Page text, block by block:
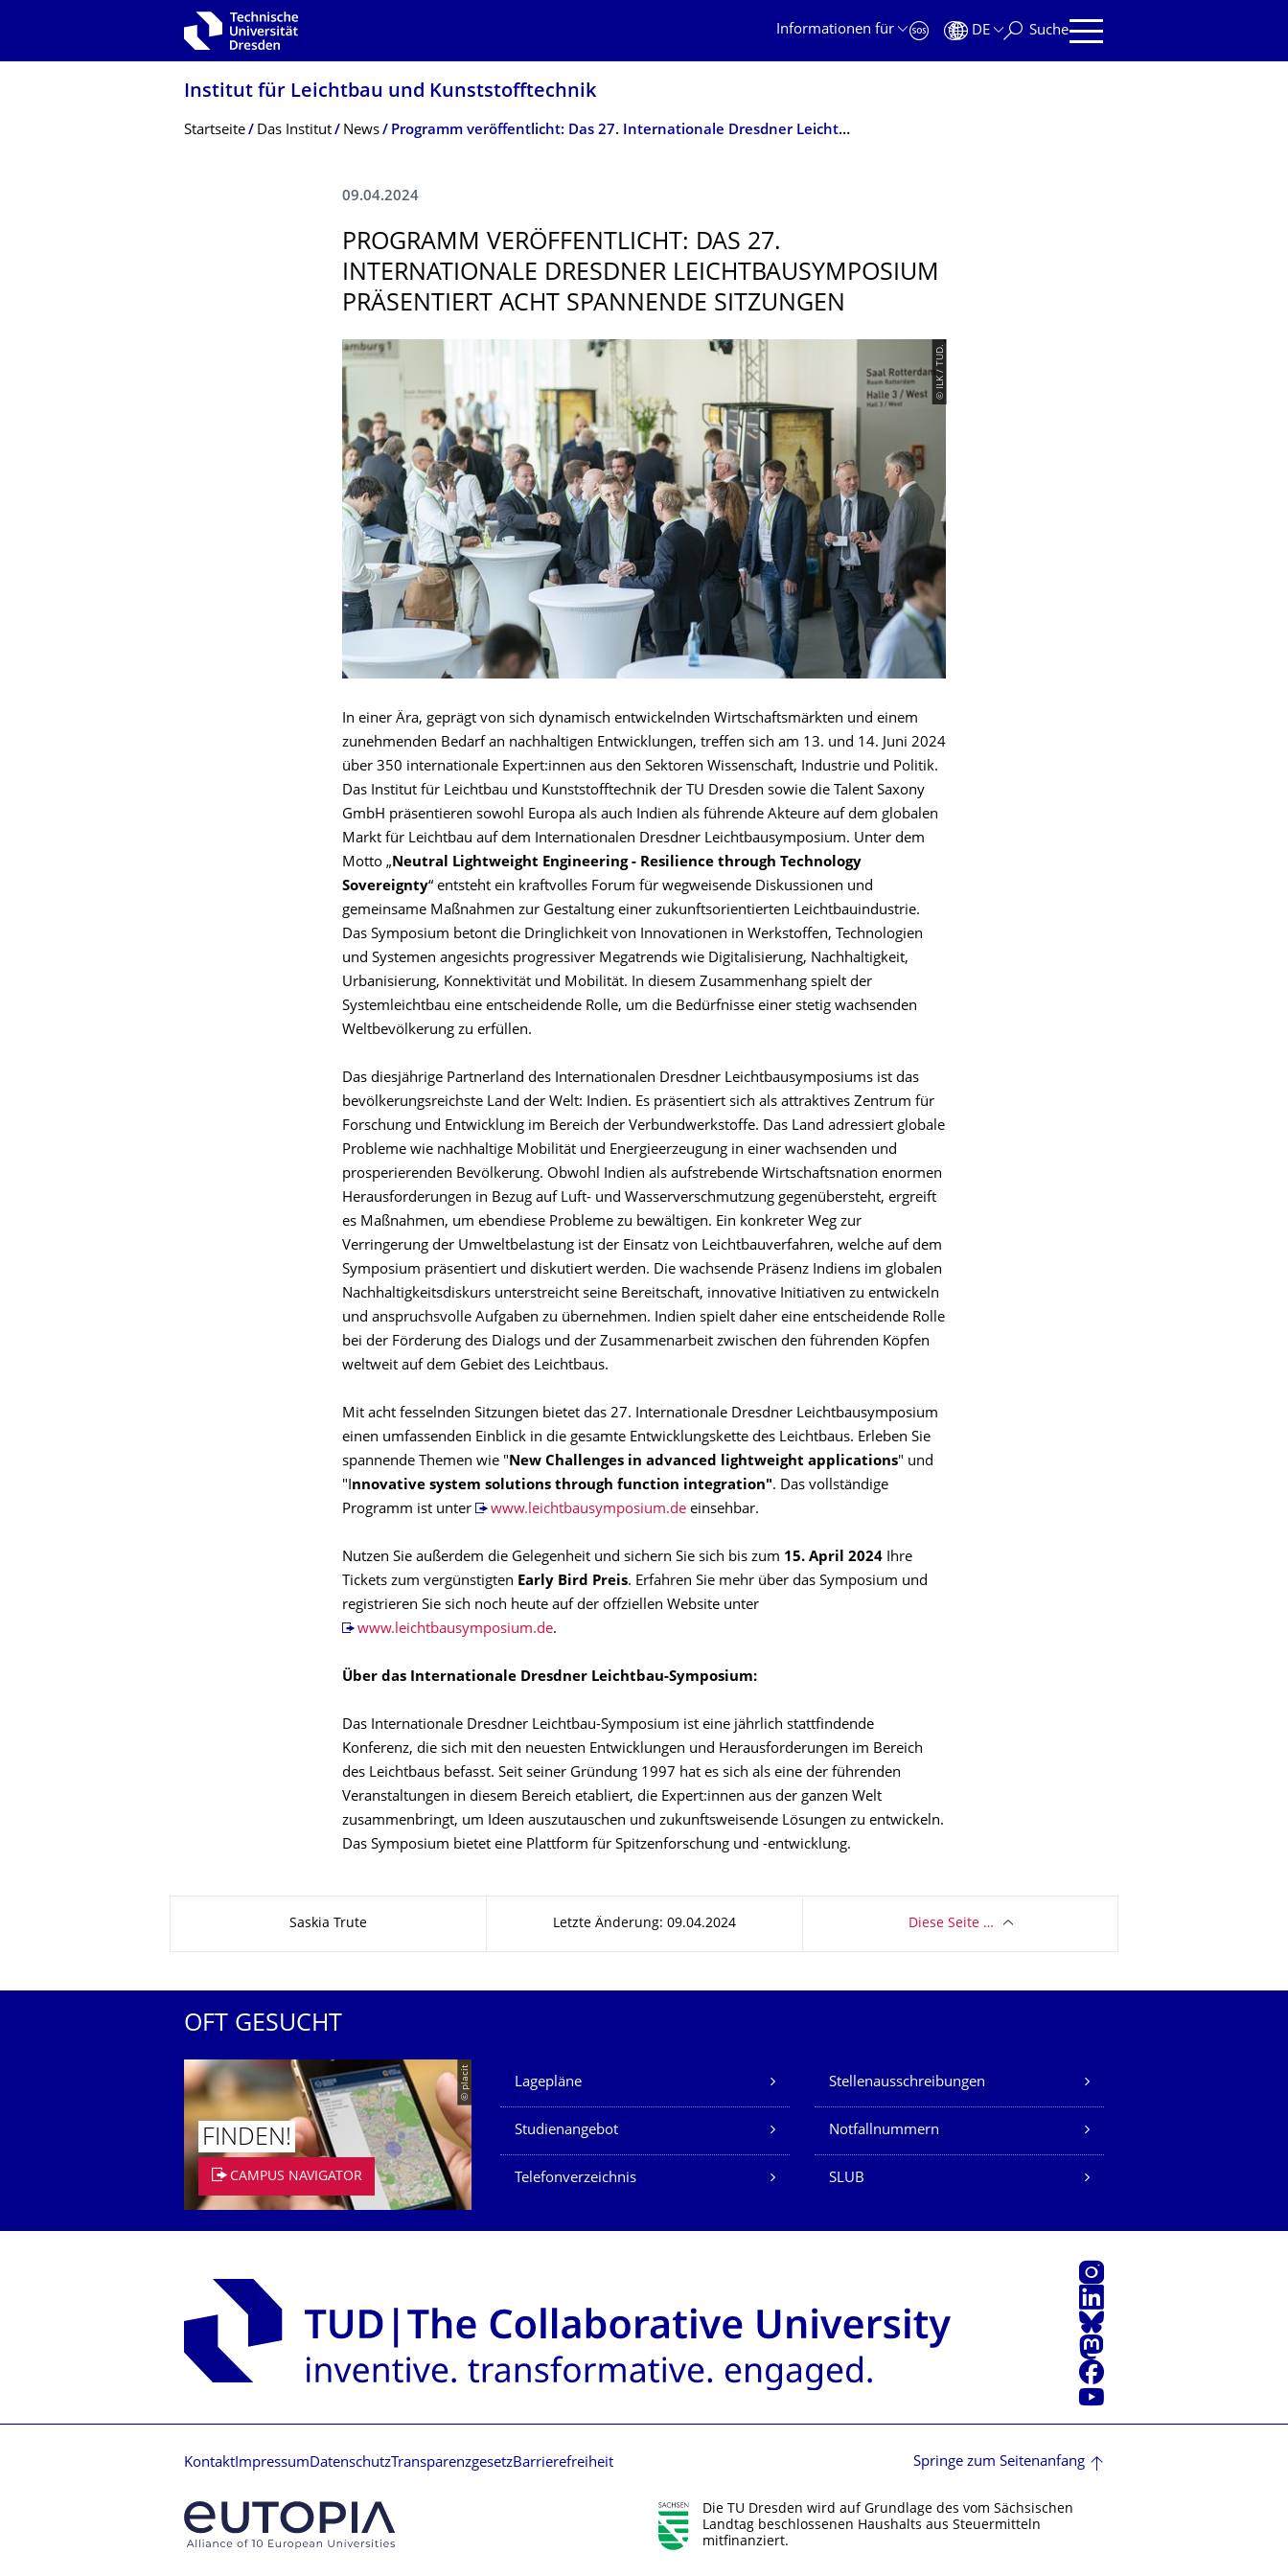
Zur Hauptnavigation springen
Informationen für
DE Suche
Institut für Leichtbau und Kunststofftechnik
Breadcrumb-Menü
Startseite Das Institut News Programm veröffentlicht: Das 27. Internationale Dresdner Leichtbausymposium präsentiert acht spannende Sitzungen
09.04.2024
PROGRAMM VERÖFFENTLICHT: DAS 27.
INTERNATIONALE DRESDNER LEICHTBAUSYMPO­SIUM
PRÄSENTIERT ACHT SPANNENDE SITZUNGEN
© ILK / TUD.
In einer Ära, geprägt von sich dynamisch entwickelnden Wirtschaftsmärkten und einem
zunehmenden Bedarf an nachhaltigen Entwicklungen, treffen sich am 13. und 14. Juni 2024
über 350 internationale Expert:innen aus den Sektoren Wissenschaft, Industrie und Politik.
Das Institut für Leichtbau und Kunststofftechnik der TU Dresden sowie die Talent Saxony
GmbH präsentieren sowohl Europa als auch Indien als führende Akteure auf dem globalen
Markt für Leichtbau auf dem Internationalen Dresdner Leichtbausymposium. Unter dem
Motto „Neutral Lightweight Engineering - Resilience through Technology
Sovereignty“ entsteht ein kraftvolles Forum für wegweisende Diskussionen und
gemeinsame Maßnahmen zur Gestaltung einer zukunftsorientierten Leichtbauindustrie.
Das Symposium betont die Dringlichkeit von Innovationen in Werkstoffen, Technologien
und Systemen angesichts progressiver Megatrends wie Digitalisierung, Nachhaltigkeit,
Urbanisierung, Konnektivität und Mobilität. In diesem Zusammenhang spielt der
Systemleichtbau eine entscheidende Rolle, um die Bedürfnisse einer stetig wachsenden
Weltbevölkerung zu erfüllen.
Das diesjährige Partnerland des Internationalen Dresdner Leichtbausymposiums ist das
bevölkerungsreichste Land der Welt: Indien. Es präsentiert sich als attraktives Zentrum für
Forschung und Entwicklung im Bereich der Verbundwerkstoffe. Das Land adressiert globale
Probleme wie nachhaltige Mobilität und Energieerzeugung in einer wachsenden und
prosperierenden Bevölkerung. Obwohl Indien als aufstrebende Wirtschaftsnation enormen
Herausforderungen in Bezug auf Luft- und Wasserverschmutzung gegenübersteht, ergreift
es Maßnahmen, um ebendiese Probleme zu bewältigen. Ein konkreter Weg zur
Verringerung der Umweltbelastung ist der Einsatz von Leichtbauverfahren, welche auf dem
Symposium präsentiert und diskutiert werden. Die wachsende Präsenz Indiens im globalen
Nachhaltigkeitsdiskurs unterstreicht seine Bereitschaft, innovative Initiativen zu entwickeln
und anspruchsvolle Aufgaben zu übernehmen. Indien spielt daher eine entscheidende Rolle
bei der Förderung des Dialogs und der Zusammenarbeit zwischen den führenden Köpfen
weltweit auf dem Gebiet des Leichtbaus.
Mit acht fesselnden Sitzungen bietet das 27. Internationale Dresdner Leichtbausymposium
einen umfassenden Einblick in die gesamte Entwicklungskette des Leichtbaus. Erleben Sie
spannende Themen wie "New Challenges in advanced lightweight applications" und
"Innovative system solutions through function integration". Das vollständige
Programm ist unter
www.leichtbausymposium.deeinsehbar.
Nutzen Sie außerdem die Gelegenheit und sichern Sie sich bis zum 15. April 2024 Ihre
Tickets zum vergünstigten Early Bird Preis. Erfahren Sie mehr über das Symposium und
registrieren Sie sich noch heute auf der offziellen Website unter
www.leichtbausymposium.de.
Über das Internationale Dresdner Leichtbau-Symposium:
Das Internationale Dresdner Leichtbau-Symposium ist eine jährlich stattfindende
Konferenz, die sich mit den neuesten Entwicklungen und Herausforderungen im Bereich
des Leichtbaus befasst. Seit seiner Gründung 1997 hat es sich als eine der führenden
Veranstaltungen in diesem Bereich etabliert, die Expert:innen aus der ganzen Welt
zusammenbringt, um Ideen auszutauschen und zukunftsweisende Lösungen zu entwickeln.
Das Symposium bietet eine Plattform für Spitzenforschung und -entwicklung.
Saskia Trute Letzte Änderung: 09.04.2024 Diese Seite …
OFT GESUCHT
© placit
FINDEN!
CAMPUS NAVIGATOR
Unsere Dienste
Lagepläne Stellenausschreibungen
Studienangebot Notfallnummern
Telefonverzeichnis SLUB
Instagram
LinkedIn
Bluesky
Mastodon
Facebook
Youtube
Kontakt Impressum DatenschutzTransparenzgesetzBarrierefreiheit Springe zum Seitenanfang
Die TU Dresden wird auf Grundlage des vom Sächsischen
Landtag beschlossenen Haushalts aus Steuermitteln
mitfinanziert.